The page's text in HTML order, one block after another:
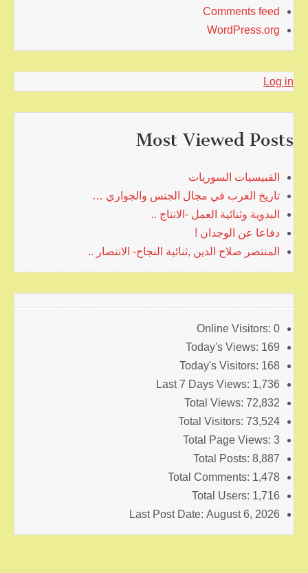
Comments feed
WordPress.org
Log in
Most Viewed Posts
القبيسيات السوريات
تاريخ العرب في مجال الجنس والجواري …
البدوية وثنائية العمل -الانتاج ..
دفاعا عن الوجدان !
المنتصر صلاح الدين ,ثنائية النجاح- الانتصار ..
Online Visitors: 0
Today's Views: 169
Today's Visitors: 168
Last 7 Days Views: 1,736
Total Views: 72,832
Total Visitors: 73,524
Total Page Views: 3
Total Posts: 8,887
Total Comments: 1,478
Total Users: 1,716
Last Post Date: August 6, 2026